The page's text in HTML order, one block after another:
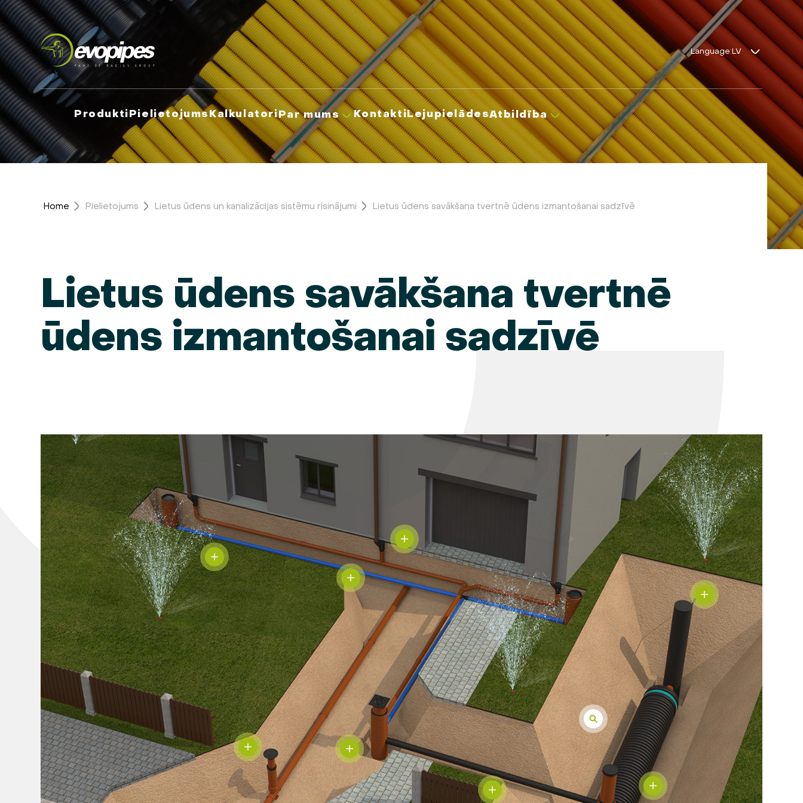
Language:
ProduktiPielietojumsKalkulatoriPar mums KontaktiLejupielādesAtbildība
Home Pielietojums Lietus ūdens un kanalizācijas sistēmu risinājumi Lietus ūdens savākšana tvertnē ūdens izmantošanai sadzīvē
Lietus ūdens savākšana tvertnē
ūdens izmantošanai sadzīvē